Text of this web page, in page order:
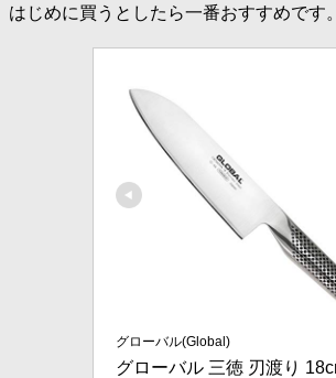
はじめに買うとしたら一番おすすめです。
グローバル(Global)
グローバル 三徳 刃渡り